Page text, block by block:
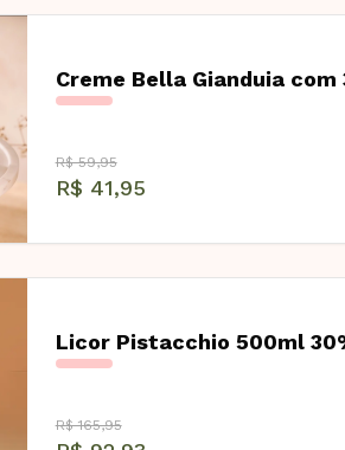
Creme Bella Gianduia com
R$ 59,95
R$ 41,95
Licor Pistacchio 500ml
R$ 165,95